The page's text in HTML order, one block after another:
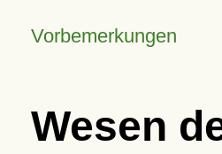
Vorbemerkungen
Wesen